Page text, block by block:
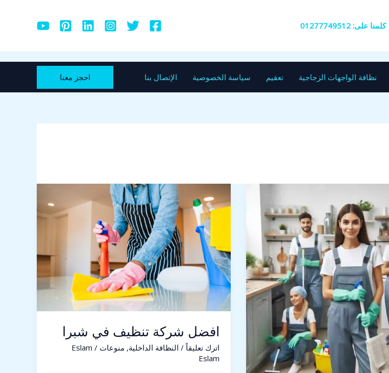
كلمنا على: 01277749512
نظافة الواجهات الزجاجية تعقيم سياسة الخصوصية الإتصال بنا احجز معنا
افضل شركة تنظيف في شبرا
اترك تعليقاً / النظافة الداخلية, منوعات /
Eslam
Eslam
شركة
تنظيف
في
شبرا